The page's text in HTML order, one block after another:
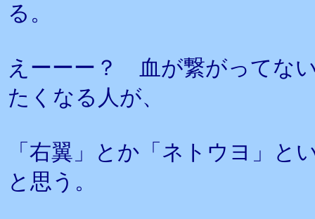
る。
えーーー？ 血が繋がってな
たくなる人が、
「右翼」とか「ネトウヨ」と
と思う。